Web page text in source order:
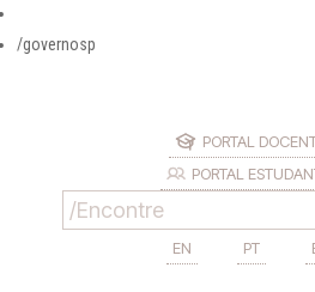
/governosp
PORTAL
PORTAL
EN PT